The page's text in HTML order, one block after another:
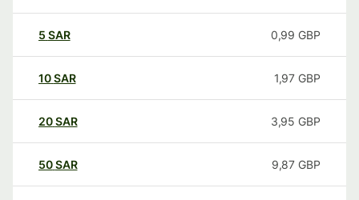
5 SAR 0,99 GBP
10SAR 1,97 GBP
20SAR 3,95 GBP
50SAR 9,87 GBP